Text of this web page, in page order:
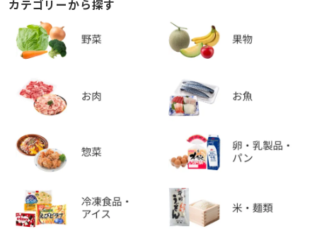
カテゴリーから探す